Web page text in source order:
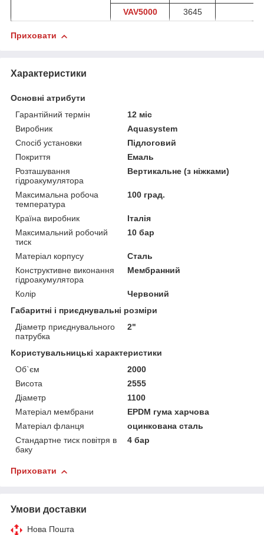
VAV5000
3645
Приховати
Характеристики
Основні атрибути
Гарантійний термін
12 міс
Виробник
Aquasystem
Спосіб установки
Підлоговий
Покриття
Емаль
Розташування
гідроакумулятора
Вертикальне (з ніжками)
Максимальна робоча
температура
100 град.
Країна виробник
Італія
Максимальний робочий
тиск
10 бар
Матеріал корпусу
Сталь
Конструктивне виконання
гідроакумулятора
Мембранний
Колір
Червоний
Габаритні і приєднувальні розміри
Діаметр приєднувального
патрубка
2"
Користувальницькі характеристики
Об`єм
2000
Висота
2555
Діаметр
1100
Матеріал мембрани
EPDM гума харчова
Матеріал фланця
оцинкована сталь
Стандартне тиск повітря в
баку
4 бар
Приховати
Умови доставки
Нова Пошта